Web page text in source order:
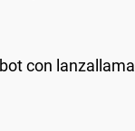
con